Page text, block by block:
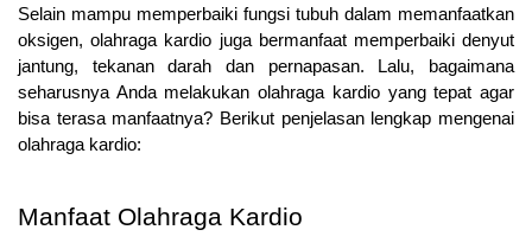
Selain mampu memperbaiki fungsi tubuh dalam memanfaatkan
oksigen, olahraga kardio juga bermanfaat memperbaiki denyut
jantung, tekanan darah dan pernapasan. Lalu, bagaimana
seharusnya Anda melakukan olahraga kardio yang tepat agar
bisa terasa manfaatnya? Berikut penjelasan lengkap mengenai
olahraga kardio:
Manfaat Olahraga Kardio